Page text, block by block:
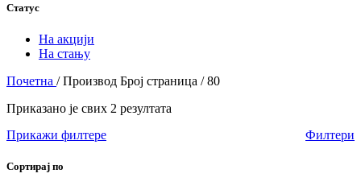
Статус
На акцији
На стању
Почетна / Производ Број страница / 80
Приказано је свих 2 резултата
Прикажи филтере
Филтери
Сортирај по